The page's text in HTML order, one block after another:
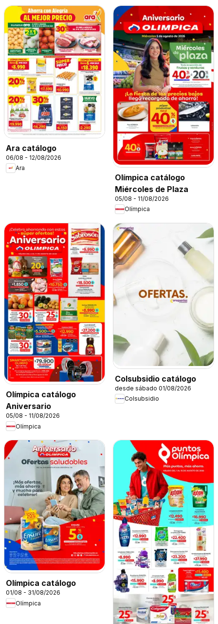
Ara catálogo
06/08 - 12/08/2026
Ara
Olímpica catálogo
Miércoles de Plaza
05/08 - 11/08/2026
Olímpica
Olímpica catálogo
Aniversario
05/08 - 11/08/2026
Olímpica
Colsubsidio catálogo
desde sábado 01/08/2026
Colsubsidio
Olímpica catálogo
01/08 - 31/08/2026
Olímpica